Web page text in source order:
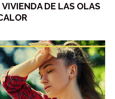
DE LAS OLAS